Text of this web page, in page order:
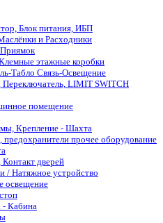
Блок питания, ИБП
и Расходники
этажные коробки
Табло Связь-Освещение
LIMIT SWITCH
помещение
Крепление - Шахта
прочее оборудование
дверей
/ Натяжное устройство
освещение
- Кабина